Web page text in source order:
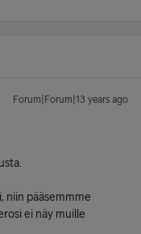
Forum|Forum|13 years ago
niin pääsemmme
ei näy muille